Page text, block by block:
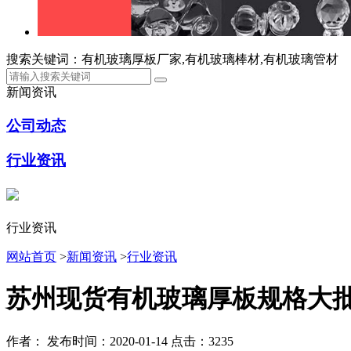
搜索关键词：有机玻璃厚板厂家,有机玻璃棒材,有机玻璃管材
新闻资讯
公司动态
行业资讯
行业资讯
网站首页 >新闻资讯 >行业资讯
苏州现货有机玻璃厚板规格大
作者： 发布时间：2020-01-14 点击：3235